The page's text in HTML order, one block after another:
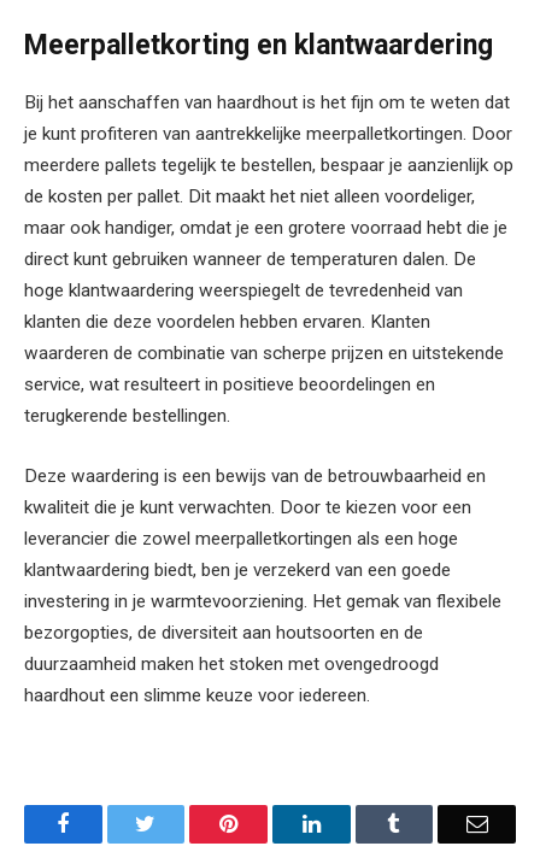
Meerpalletkorting en klantwaardering
Bij het aanschaffen van haardhout is het fijn om te weten dat
je kunt profiteren van aantrekkelijke meerpalletkortingen. Door
meerdere pallets tegelijk te bestellen, bespaar je aanzienlijk op
de kosten per pallet. Dit maakt het niet alleen voordeliger,
maar ook handiger, omdat je een grotere voorraad hebt die je
direct kunt gebruiken wanneer de temperaturen dalen. De
hoge klantwaardering weerspiegelt de tevredenheid van
klanten die deze voordelen hebben ervaren. Klanten
waarderen de combinatie van scherpe prijzen en uitstekende
service, wat resulteert in positieve beoordelingen en
terugkerende bestellingen.
Deze waardering is een bewijs van de betrouwbaarheid en
kwaliteit die je kunt verwachten. Door te kiezen voor een
leverancier die zowel meerpalletkortingen als een hoge
klantwaardering biedt, ben je verzekerd van een goede
investering in je warmtevoorziening. Het gemak van flexibele
bezorgopties, de diversiteit aan houtsoorten en de
duurzaamheid maken het stoken met ovengedroogd
haardhout een slimme keuze voor iedereen.
Facebook Pinterest LinkedIn Email